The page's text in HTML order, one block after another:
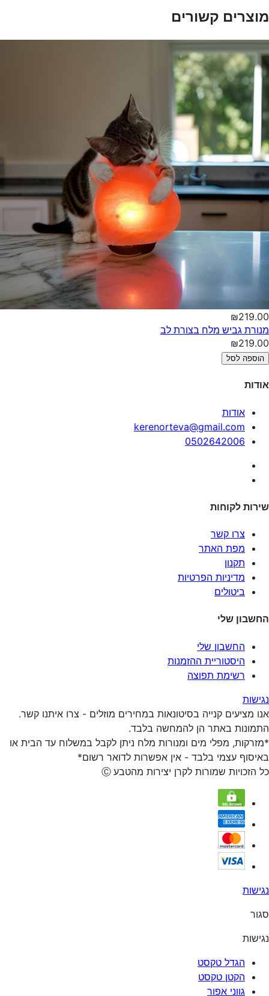
מוצרים קשורים
₪219.00
מנורת גביש מלח בצורת לב
₪219.00
הוספה לסל
אודות
אודות
kerenorteva@gmail.com
0502642006
שירות לקוחות
צרו קשר
מפת האתר
תקנון
מדיניות הפרטיות
ביטולים
החשבון שלי
החשבון שלי
היסטוריית ההזמנות
רשימת תפוצה
נגישות
אנו מציעים קנייה בסיטונאות במחירים מוזלים - צרו איתנו קשר.
התמונות באתר הן להמחשה בלבד.
*מזרקות, מפלי מים ומנורות מלח ניתן לקבל במשלוח עד הבית או
באיסוף עצמי בלבד - אין אפשרות לדואר רשום*
כל הזכויות שמורות לקרן יצירות מהטבע Ⓒ
נגישות
סגור
נגישות
הגדל טקסט
הקטן טקסט
גווני אפור